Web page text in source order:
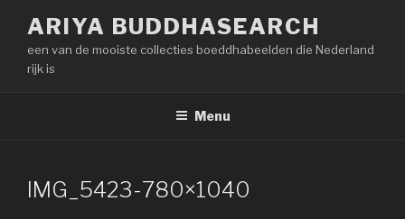
inhoud
springen
ARIYA BUDDHASEARCH
een van de mooiste collecties boeddhabeelden die Nederland
rijk is
Menu
IMG_5423-780×1040